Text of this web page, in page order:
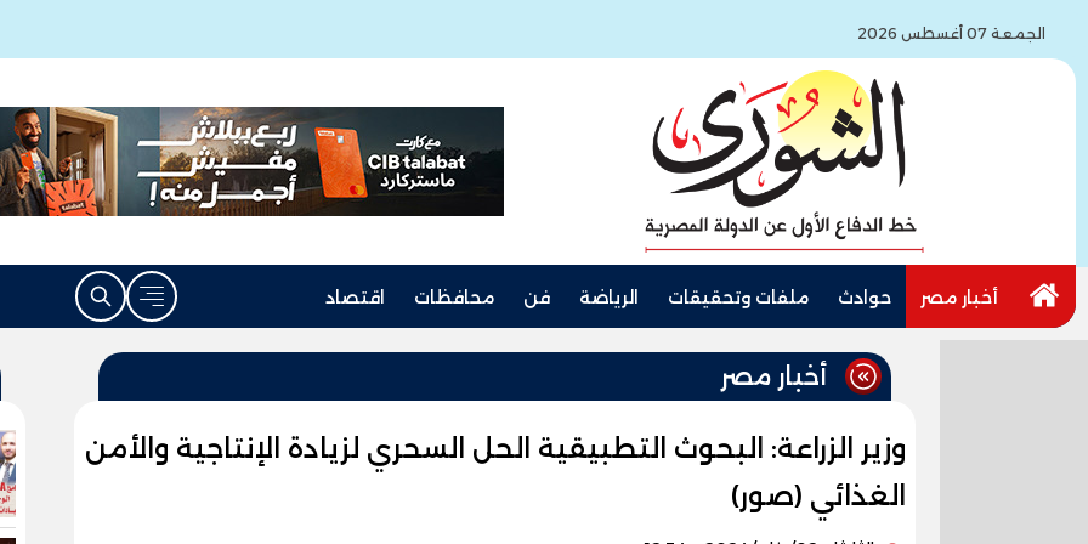
الجمعة 07 أغسطس 2026
أخبار مصر حوادث ملفات وتحقيقات الرياضة فن محافظات اقتصاد
أخبار مصر
وزير الزراعة: البحوث التطبيقية الحل السحري لزيادة الإنتاجية والأمن
الغذائي (صور)